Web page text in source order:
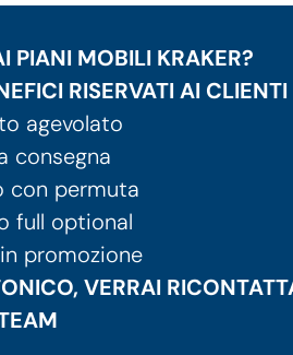
PIANI MOBILI KRAKER?
RISERVATI AI
agevolato
consegna
con permuta
full optional
promozione
VERRAI